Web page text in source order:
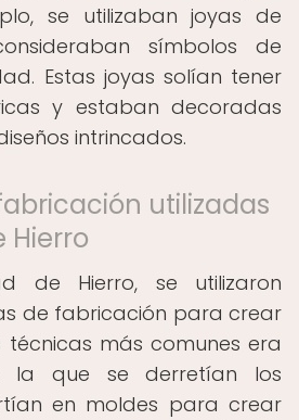
se utilizaban joyas de
símbolos de
Estas joyas solían tener
y estaban decoradas
intrincados.
utilizadas
Hierro
de Hierro, se utilizaron
de fabricación para crear
técnicas más comunes era
la que se derretían los
en moldes para crear